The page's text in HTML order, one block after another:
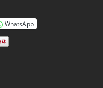
WhatsApp